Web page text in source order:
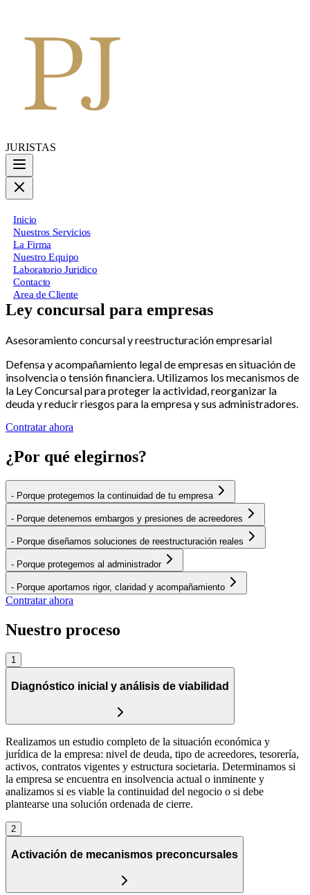
JURISTAS
Inicio
Nuestros Servicios
La Firma
Nuestro Equipo
Laboratorio Juridico
Contacto
Area de Cliente
Ley concursal para empresas
Asesoramiento concursal y reestructuración empresarial
Defensa y acompañamiento legal de empresas en situación de
insolvencia o tensión financiera. Utilizamos los mecanismos de
la Ley Concursal para proteger la actividad, reorganizar la
deuda y reducir riesgos para la empresa y sus administradores.
Contratar ahora
¿Por qué elegirnos?
- Porque protegemos la continuidad de tu empresa
- Porque detenemos embargos y presiones de acreedores
- Porque diseñamos soluciones de reestructuración reales
- Porque protegemos al administrador
- Porque aportamos rigor, claridad y acompañamiento
Contratar ahora
Nuestro proceso
1
Diagnóstico inicial y análisis de viabilidad
Realizamos un estudio completo de la situación económica y
jurídica de la empresa: nivel de deuda, tipo de acreedores, tesorería,
activos, contratos vigentes y estructura societaria. Determinamos si
la empresa se encuentra en insolvencia actual o inminente y
analizamos si es viable la continuidad del negocio o si debe
plantearse una solución ordenada de cierre.
2
Activación de mecanismos preconcursales